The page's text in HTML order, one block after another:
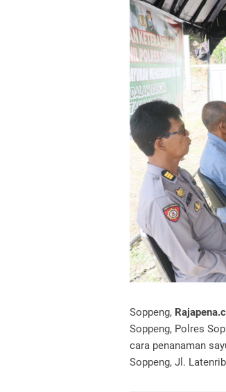
Soppeng,
Soppeng, Polres
cara penanaman
Soppeng, Jl.